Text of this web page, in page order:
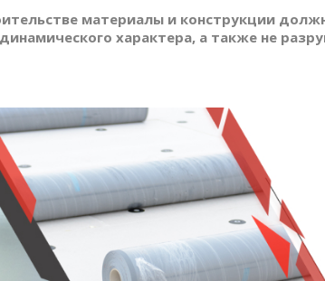
материалы и конструкции
характера, а также не